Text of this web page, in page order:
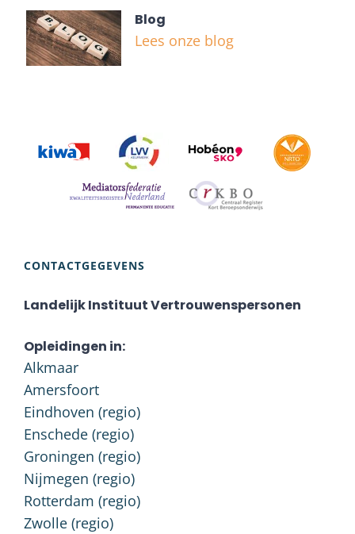
Blog
Lees onze blog
CONTACTGEGEVENS
Landelijk Instituut Vertrouwenspersonen
Opleidingen in:
Alkmaar
Amersfoort
Eindhoven (regio)
Enschede (regio)
Groningen (regio)
Nijmegen (regio)
Rotterdam (regio)
Zwolle (regio)